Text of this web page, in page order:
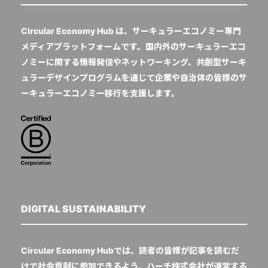
Circular Economy Hub は、サーキュラーエコノミー専門
メディアプラットフォームです。国内外のサーキュラーエコ
ノミーに関する情報発信やネットワーキング、共創型サーキ
ュラーデザインプログラムを通じて企業や自治体の皆様のサ
ーキュラーエコノミー移行を支援します。
DIGITAL SUSTAINABILITY
Circular Economy Hubでは、読者の皆様が記事を読むだ